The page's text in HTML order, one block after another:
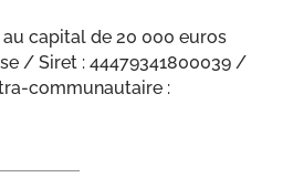
au capital de 20 000 euros
/ Siret : 44479341800039 /
communautaire :